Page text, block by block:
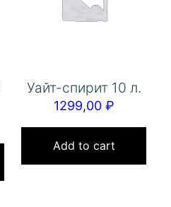
Уайт-спирит 10 л.
1299,00 ₽
Add to cart